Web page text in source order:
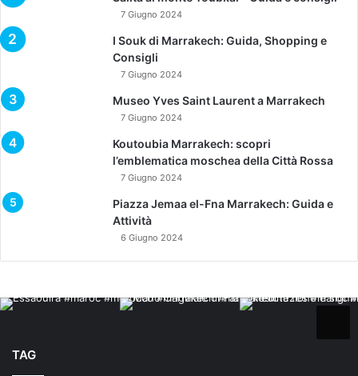
7 Giugno 2024
I Souk di Marrakech: Guida, Shopping e
Consigli
7 Giugno 2024
Museo Yves Saint Laurent a Marrakech
7 Giugno 2024
Koutoubia Marrakech: scopri
l’emblematica moschea della Città Rossa
7 Giugno 2024
Piazza Jemaa el-Fna Marrakech: Guida e
Attività
6 Giugno 2024
TAG